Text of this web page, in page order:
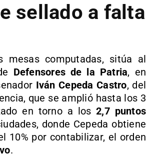
sellado a falta
mesas computadas, sitúa al
Defensores de la Patria, en
Iván Cepeda Castro, del
que se amplió hasta los 3
en torno a los2,7 puntos
donde Cepeda obtiene
10% por contabilizar, el orden
.